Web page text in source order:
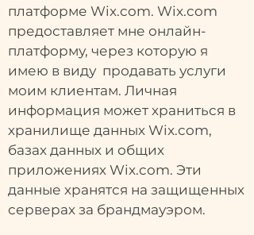
платформе Wix.com. Wix.com
предоставляет мне онлайн-
платформу, через которую я
имею в виду продавать услуги
моим клиентам. Личная
информация может храниться в
хранилище данных Wix.com,
базах данных и общих
приложениях Wix.com. Эти
данные хранятся на защищенных
серверах за брандмауэром.